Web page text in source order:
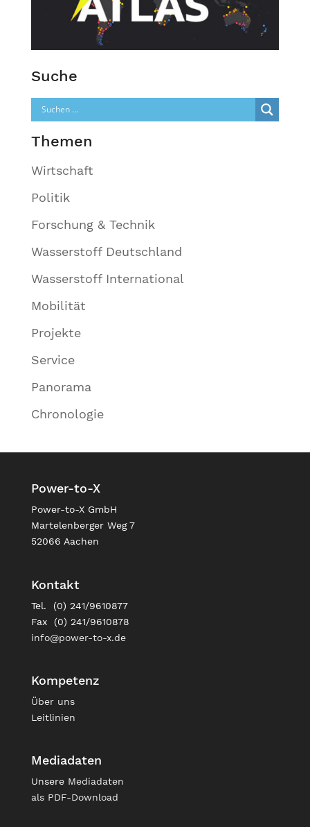
Suche
Themen
Wirtschaft
Politik
Forschung & Technik
Wasserstoff Deutschland
Wasserstoff International
Mobilität
Projekte
Service
Panorama
Chronologie
Power-to-X
Power-to-X GmbH
Martelenberger Weg 7
52066 Aachen
Kontakt
Tel. (0) 241/9610877
Fax (0) 241/9610878
info@power-to-x.de
Kompetenz
Über uns
Leitlinien
Mediadaten
Unsere Mediadaten
als PDF-Download